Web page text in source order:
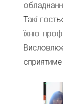
Такі
їхню
сприятиме